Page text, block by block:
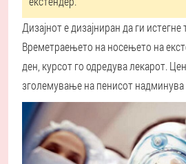
Дизајнот е дизајниран да ги
Времетраењето на носењето на
ден, курсот го одредува лекарот.
зголемување на пенисот